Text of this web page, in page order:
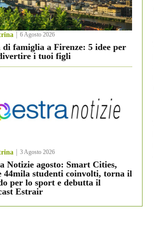
6 Agosto 2026
di famiglia a Firenze: 5 idee per
i tuoi figli
3 Agosto 2026
Notizie agosto: Smart Cities,
44mila studenti coinvolti, torna il
per lo sport e debutta il
Estrair